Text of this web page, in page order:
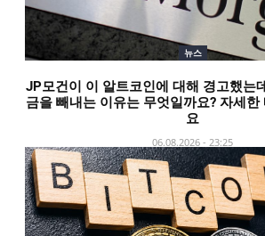
뉴스
JP모건이 이 알트코인에 대해 경고했는
금을 빼내는 이유는 무엇일까요? 자세한
요
06.08.2026 - 23:25